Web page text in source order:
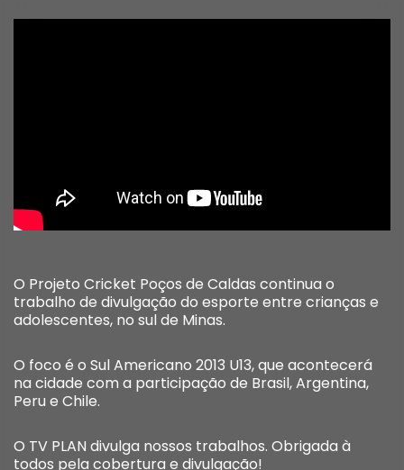
O Projeto Cricket Poços de Caldas continua o
trabalho de divulgação do esporte entre crianças e
adolescentes, no sul de Minas.
O foco é o Sul Americano 2013 U13, que acontecerá
na cidade com a participação de Brasil, Argentina,
Peru e Chile.
O TV PLAN divulga nossos trabalhos. Obrigada à
todos pela cobertura e divulgação!